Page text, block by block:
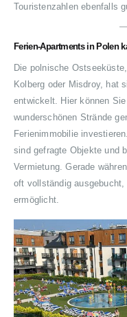
Touristenzahlen ebenfalls
Ferien-Apartments in Polen
Die polnische
Kolberg oder Misdroy, hat
entwickelt. Hier können
wunderschönen Strände
Ferienimmobilie
sind gefragte Objekte und
Vermietung. Gerade
oft vollständig
ermöglicht.